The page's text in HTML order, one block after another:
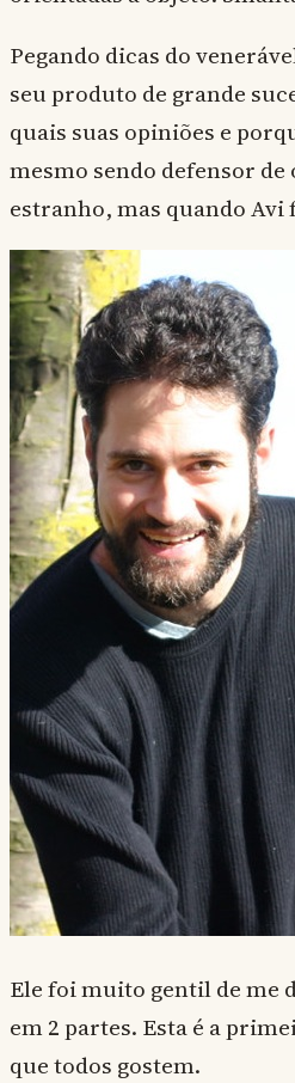
Pegando dicas do
seu produto de grande
quais suas opiniões e
mesmo sendo defensor
estranho, mas quando Avi
Ele foi muito gentil de me
em 2 partes. Esta é a
que todos gostem.